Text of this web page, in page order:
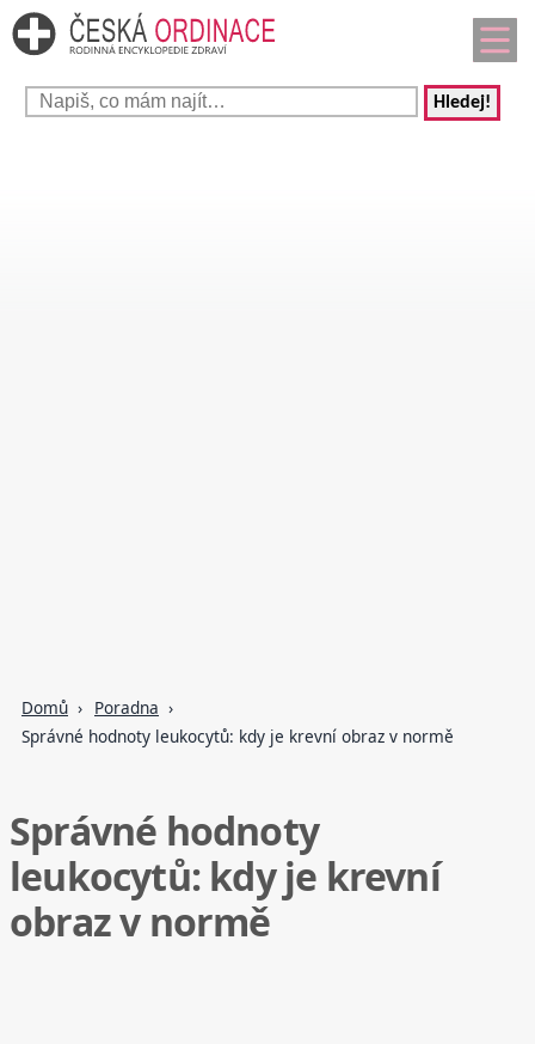
Hledej!
Domů
Poradna
Správné hodnoty leukocytů: kdy je krevní obraz v normě
Správné hodnoty
leukocytů: kdy je krevní
obraz v normě